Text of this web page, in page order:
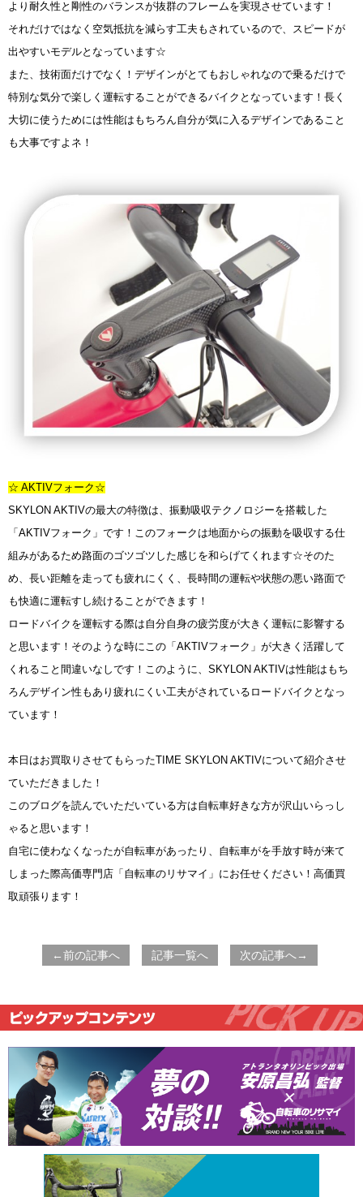
より耐久性と剛性のバランスが抜群のフレームを実現させています！
それだけではなく空気抵抗を減らす工夫もされているので、スピードが
出やすいモデルとなっています☆
また、技術面だけでなく！デザインがとてもおしゃれなので乗るだけで
特別な気分で楽しく運転することができるバイクとなっています！長く
大切に使うためには性能はもちろん自分が気に入るデザインであること
も大事ですよネ！
☆ AKTIVフォーク☆
SKYLON AKTIVの最大の特徴は、振動吸収テクノロジーを搭載した
「AKTIVフォーク」です！このフォークは地面からの振動を吸収する仕
組みがあるため路面のゴツゴツした感じを和らげてくれます☆そのた
め、長い距離を走っても疲れにくく、長時間の運転や状態の悪い路面で
も快適に運転すし続けることができます！
ロードバイクを運転する際は自分自身の疲労度が大きく運転に影響する
と思います！そのような時にこの「AKTIVフォーク」が大きく活躍して
くれること間違いなしです！このように、SKYLON AKTIVは性能はもち
ろんデザイン性もあり疲れにくい工夫がされているロードバイクとなっ
ています！
本日はお買取りさせてもらったTIME SKYLON AKTIVについて紹介させ
ていただきました！
このブログを読んでいただいている方は自転車好きな方が沢山いらっし
ゃると思います！
自宅に使わなくなったが自転車があったり、自転車がを手放す時が来て
しまった際高価専門店「自転車のリサマイ」にお任せください！高価買
取頑張ります！
←前の記事へ 記事一覧へ 次の記事へ→